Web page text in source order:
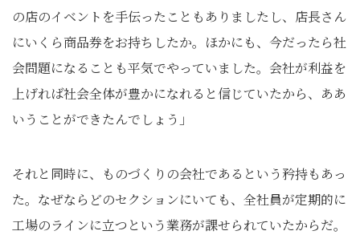
の店のイベントを手伝ったこともありましたし、店長さん
にいくら商品券をお持ちしたか。ほかにも、今だったら社
会問題になることも平気でやっていました。会社が利益を
上げれば社会全体が豊かになれると信じていたから、ああ
いうことができたんでしょう」
それと同時に、ものづくりの会社であるという矜持もあっ
た。なぜならどのセクションにいても、全社員が定期的に
工場のラインに立つという業務が課せられていたからだ。